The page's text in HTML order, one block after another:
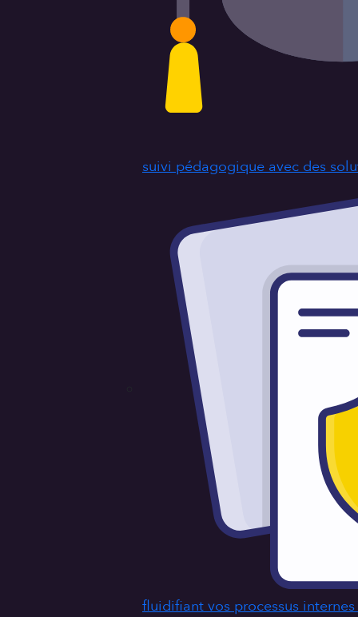
suivi pédagogique avec des
fluidifiant vos processus